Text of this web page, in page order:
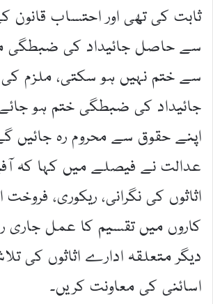
ثابت کی تھی اور احتساب قانون
سے حاصل جائیداد کی ضبطگی
سے ختم نہیں ہو سکتی، ملزم
جائیداد کی ضبطگی ختم ہو جائے
اپنے حقوق سے محروم رہ جائیں
عدالت نے فیصلے میں کہا کہ
اثاثوں کی نگرانی، ریکوری، فروخت
کاروں میں تقسیم کا عمل جاری
دیگر متعلقہ ادارے اثاثوں کی
اسائنی کی معاونت کریں۔